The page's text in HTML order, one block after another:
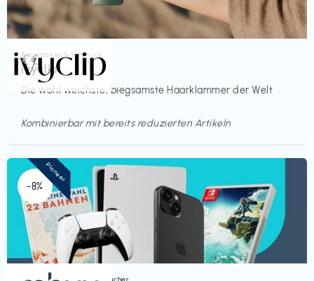
Accessoires & Schmuck
ivyclip
Die wohl weichste, biegsamste Haarklammer der Welt
€€‎
Kombinierbar mit bereits reduzierten Artikeln
-8%
Pioneer